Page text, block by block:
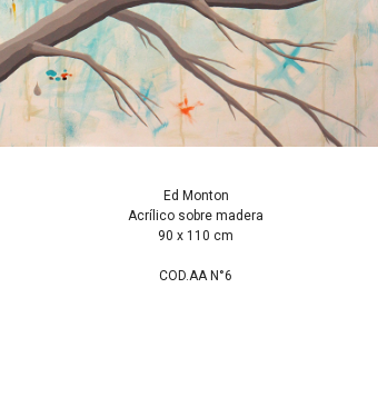
Ed Monton
Acrílico sobre madera
90 x 110 cm
COD.AA N°6